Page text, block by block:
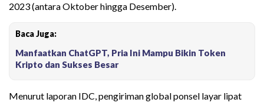
2023 (antara Oktober hingga Desember).
Baca Juga:
Manfaatkan ChatGPT, Pria Ini Mampu Bikin Token
Kripto dan Sukses Besar
Menurut laporan IDC, pengiriman global ponsel layar lipat